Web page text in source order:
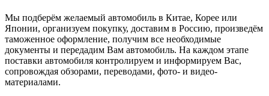
Мы подберём желаемый автомобиль в Китае, Корее или
Японии, организуем покупку, доставим в Россию, произведём
таможенное оформление, получим все необходимые
документы и передадим Вам автомобиль. На каждом этапе
поставки автомобиля контролируем и информируем Вас,
сопровождая обзорами, переводами, фото- и видео-
материалами.